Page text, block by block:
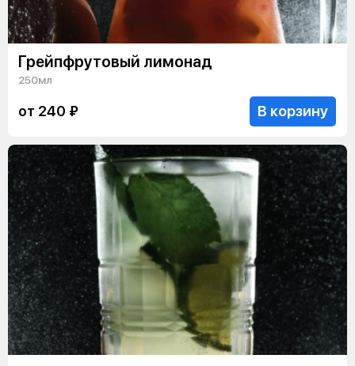
Грейпфрутовый лимонад
250мл
от 240 ₽ В корзину